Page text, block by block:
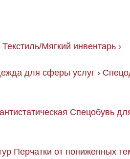
Текстиль/Мягкий инвентарь ›
для сферы услуг ›
Спецобувь
Перчатки от пониженных